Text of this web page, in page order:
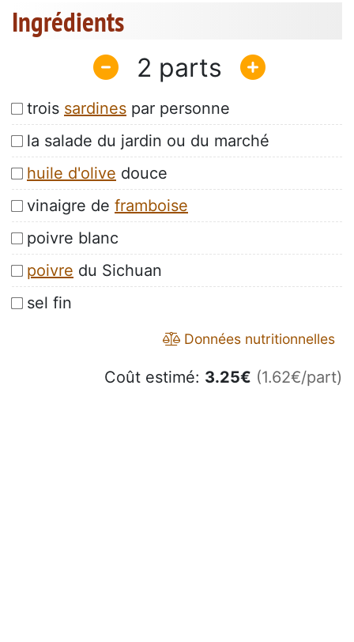
Ingrédients
2
trois sardines par personne
la salade du jardin ou du marché
huile d'olive douce
vinaigre de framboise
poivre blanc
poivre du Sichuan
sel fin
Données nutritionnelles
Coût estimé: 3.25€ (1.62€/part)